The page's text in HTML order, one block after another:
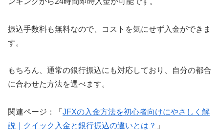
振込手数料も無料なので、コストを気にせず入金ができま
す。
もちろん、通常の銀行振込にも対応しており、自分の都合
に合わせた方法を選べます。
関連ページ：「 JFXの入金方法を初心者向けにやさしく解
説｜クイック入金と銀行振込の違いとは？ 」